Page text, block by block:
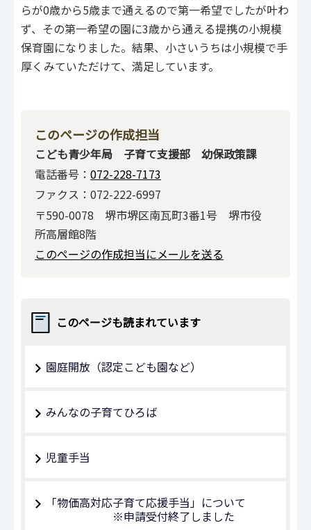
らが0歳から5歳まで通えるので第一希望でしたが叶わ
ず、その第一希望の園に3歳から通える提携の小規模
保育園になりました。結果、小さいうちは小規模で手
厚くみていただけて、満足しています。
このページの作成担当
こども青少年局 子育て支援部 幼保政策課
電話番号： 072-228-7173
ファクス：072-222-6997
〒590-0078 堺市堺区南瓦町3番1号 堺市役
所高層館8階
このページの作成担当にメールを送る
このページも読まれています
園庭開放（認定こども園など）
みんなの子育てひろば
児童手当
「物価高対応子育て応援手当」について
※申請受付終了しました